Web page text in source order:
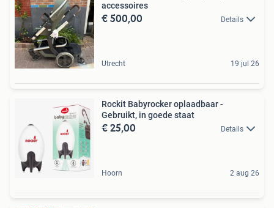
accessoires
€ 500,00 Details
Utrecht 19 jul 26
Rockit Babyrocker oplaadbaar -
Gebruikt, in goede staat
€ 25,00 Details
Hoorn 2 aug 26